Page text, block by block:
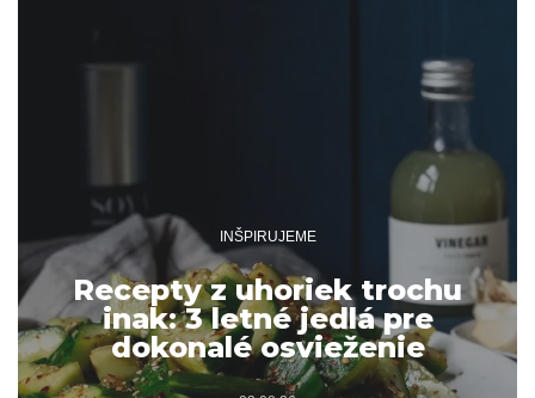
INŠPIRUJEME
Recepty z uhoriek trochu
inak: 3 letné jedlá pre
dokonalé osvieženie